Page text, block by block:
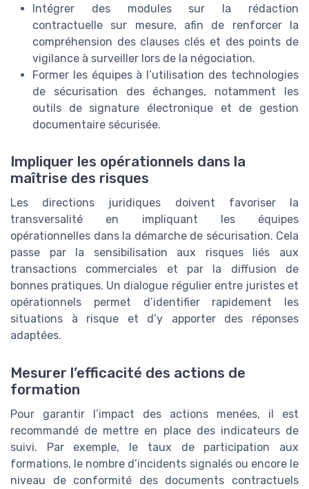
Intégrer des modules sur la rédaction
contractuelle sur mesure, afin de renforcer la
compréhension des clauses clés et des points de
vigilance à surveiller lors de la négociation.
Former les équipes à l’utilisation des technologies
de sécurisation des échanges, notamment les
outils de signature électronique et de gestion
documentaire sécurisée.
Impliquer les opérationnels dans la
maîtrise des risques
Les directions juridiques doivent favoriser la
transversalité en impliquant les équipes
opérationnelles dans la démarche de sécurisation. Cela
passe par la sensibilisation aux risques liés aux
transactions commerciales et par la diffusion de
bonnes pratiques. Un dialogue régulier entre juristes et
opérationnels permet d’identifier rapidement les
situations à risque et d’y apporter des réponses
adaptées.
Mesurer l’efficacité des actions de
formation
Pour garantir l’impact des actions menées, il est
recommandé de mettre en place des indicateurs de
suivi. Par exemple, le taux de participation aux
formations, le nombre d’incidents signalés ou encore le
niveau de conformité des documents contractuels